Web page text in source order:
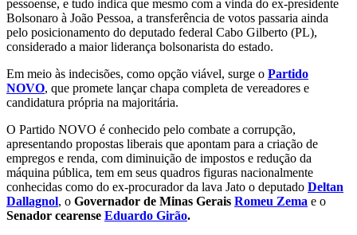
pessoense, e tudo indica que mesmo com a vinda do ex-presidente
Bolsonaro à João Pessoa, a transferência de votos passaria ainda
pelo posicionamento do deputado federal Cabo Gilberto (PL),
considerado a maior liderança bolsonarista do estado.
Em meio às indecisões, como opção viável, surge o Partido
NOVO, que promete lançar chapa completa de vereadores e
candidatura própria na majoritária.
O Partido NOVO é conhecido pelo combate a corrupção,
apresentando propostas liberais que apontam para a criação de
empregos e renda, com diminuição de impostos e redução da
máquina pública, tem em seus quadros figuras nacionalmente
conhecidas como do ex-procurador da lava Jato o deputado Deltan
Dallagnol, o Governador de Minas Gerais Romeu Zema e o
Senador cearense Eduardo Girão.